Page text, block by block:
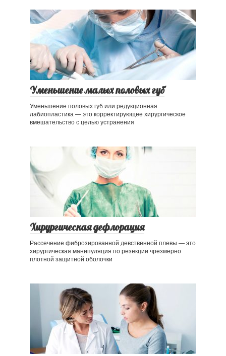
Уменьшение малых половых губ
Уменьшение половых губ или редукционная
лабиопластика — это корректирующее хирургическое
вмешательство с целью устранения
Хирургическая дефлорация
Рассечение фиброзированной девственной плевы — это
хирургическая манипуляция по резекции чрезмерно
плотной защитной оболочки